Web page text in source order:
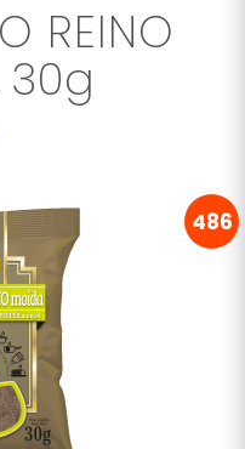
REINO
30g
486